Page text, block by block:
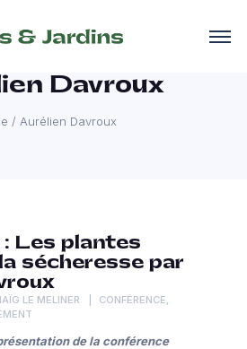
Davroux
/ Aurélien Davroux
Les plantes
sécheresse par
LE MELINER CONFÉRENCE,
de la conférence